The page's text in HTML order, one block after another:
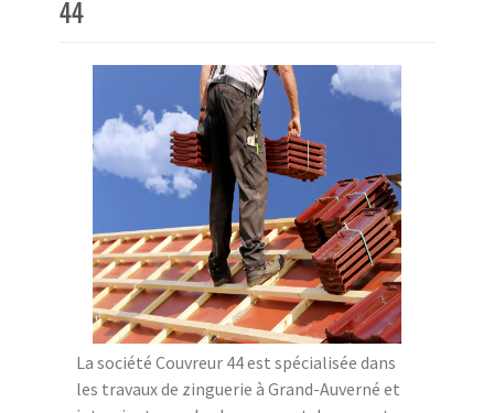
44
La société Couvreur 44 est spécialisée dans
les travaux de zinguerie à Grand-Auverné et